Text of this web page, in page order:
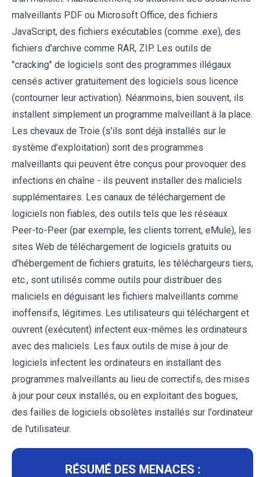
malveillants PDF ou Microsoft Office, des fichiers
JavaScript, des fichiers exécutables (comme .exe), des
fichiers d'archive comme RAR, ZIP. Les outils de
"cracking" de logiciels sont des programmes illégaux
censés activer gratuitement des logiciels sous licence
(contourner leur activation). Néanmoins, bien souvent, ils
installent simplement un programme malveillant à la place.
Les chevaux de Troie (s'ils sont déjà installés sur le
système d'exploitation) sont des programmes
malveillants qui peuvent être conçus pour provoquer des
infections en chaîne - ils peuvent installer des maliciels
supplémentaires. Les canaux de téléchargement de
logiciels non fiables, des outils tels que les réseaux
Peer-to-Peer (par exemple, les clients torrent, eMule), les
sites Web de téléchargement de logiciels gratuits ou
d'hébergement de fichiers gratuits, les téléchargeurs tiers,
etc., sont utilisés comme outils pour distribuer des
maliciels en déguisant les fichiers malveillants comme
inoffensifs, légitimes. Les utilisateurs qui téléchargent et
ouvrent (exécutent) infectent eux-mêmes les ordinateurs
avec des maliciels. Les faux outils de mise à jour de
logiciels infectent les ordinateurs en installant des
programmes malveillants au lieu de correctifs, des mises
à jour pour ceux installés, ou en exploitant des bogues,
des failles de logiciels obsolètes installés sur l'ordinateur
de l'utilisateur.
RÉSUMÉ DES MENACES :